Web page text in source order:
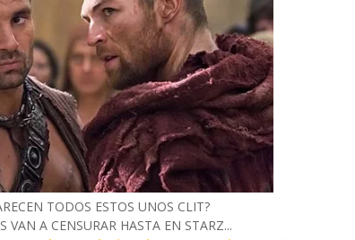
TODOS ESTOS UNOS CLIT?
VAN A CENSURAR HASTA EN STARZ...